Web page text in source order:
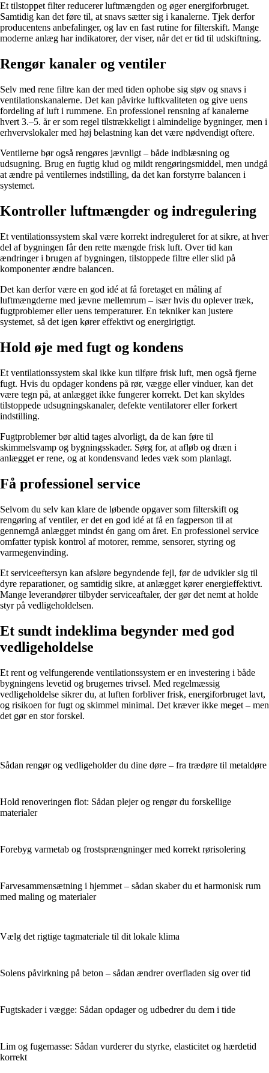
Et tilstoppet filter reducerer luftmængden og øger energiforbruget.
Samtidig kan det føre til, at snavs sætter sig i kanalerne. Tjek derfor
producentens anbefalinger, og lav en fast rutine for filterskift. Mange
moderne anlæg har indikatorer, der viser, når det er tid til udskiftning.
Rengør kanaler og ventiler
Selv med rene filtre kan der med tiden ophobe sig støv og snavs i
ventilationskanalerne. Det kan påvirke luftkvaliteten og give uens
fordeling af luft i rummene. En professionel rensning af kanalerne
hvert 3.–5. år er som regel tilstrækkeligt i almindelige bygninger, men i
erhvervslokaler med høj belastning kan det være nødvendigt oftere.
Ventilerne bør også rengøres jævnligt – både indblæsning og
udsugning. Brug en fugtig klud og mildt rengøringsmiddel, men undgå
at ændre på ventilernes indstilling, da det kan forstyrre balancen i
systemet.
Kontroller luftmængder og indregulering
Et ventilationssystem skal være korrekt indreguleret for at sikre, at hver
del af bygningen får den rette mængde frisk luft. Over tid kan
ændringer i brugen af bygningen, tilstoppede filtre eller slid på
komponenter ændre balancen.
Det kan derfor være en god idé at få foretaget en måling af
luftmængderne med jævne mellemrum – især hvis du oplever træk,
fugtproblemer eller uens temperaturer. En tekniker kan justere
systemet, så det igen kører effektivt og energirigtigt.
Hold øje med fugt og kondens
Et ventilationssystem skal ikke kun tilføre frisk luft, men også fjerne
fugt. Hvis du opdager kondens på rør, vægge eller vinduer, kan det
være tegn på, at anlægget ikke fungerer korrekt. Det kan skyldes
tilstoppede udsugningskanaler, defekte ventilatorer eller forkert
indstilling.
Fugtproblemer bør altid tages alvorligt, da de kan føre til
skimmelsvamp og bygningsskader. Sørg for, at afløb og dræn i
anlægget er rene, og at kondensvand ledes væk som planlagt.
Få professionel service
Selvom du selv kan klare de løbende opgaver som filterskift og
rengøring af ventiler, er det en god idé at få en fagperson til at
gennemgå anlægget mindst én gang om året. En professionel service
omfatter typisk kontrol af motorer, remme, sensorer, styring og
varmegenvinding.
Et serviceeftersyn kan afsløre begyndende fejl, før de udvikler sig til
dyre reparationer, og samtidig sikre, at anlægget kører energieffektivt.
Mange leverandører tilbyder serviceaftaler, der gør det nemt at holde
styr på vedligeholdelsen.
Et sundt indeklima begynder med god
vedligeholdelse
Et rent og velfungerende ventilationssystem er en investering i både
bygningens levetid og brugernes trivsel. Med regelmæssig
vedligeholdelse sikrer du, at luften forbliver frisk, energiforbruget lavt,
og risikoen for fugt og skimmel minimal. Det kræver ikke meget – men
det gør en stor forskel.
Sådan rengør og vedligeholder du dine døre – fra trædøre til metaldøre
Hold renoveringen flot: Sådan plejer og rengør du forskellige
materialer
Forebyg varmetab og frostsprængninger med korrekt rørisolering
Farvesammensætning i hjemmet – sådan skaber du et harmonisk rum
med maling og materialer
Vælg det rigtige tagmateriale til dit lokale klima
Solens påvirkning på beton – sådan ændrer overfladen sig over tid
Fugtskader i vægge: Sådan opdager og udbedrer du dem i tide
Lim og fugemasse: Sådan vurderer du styrke, elasticitet og hærdetid
korrekt